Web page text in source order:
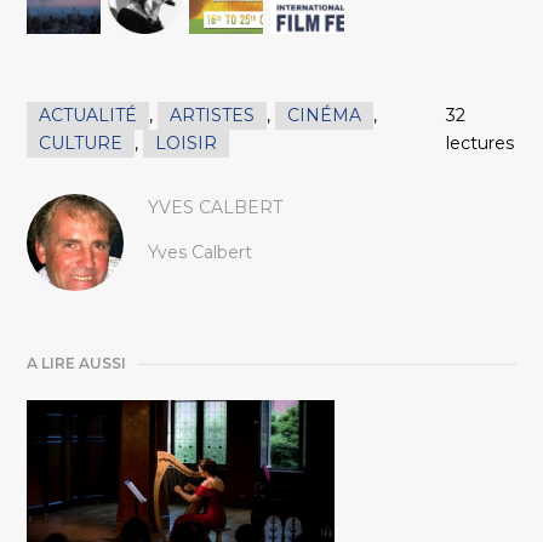
ACTUALITÉ , ARTISTES , CINÉMA
,
CULTURE
, LOISIR
32
lectures
YVES CALBERT
Yves Calbert
A LIRE AUSSI